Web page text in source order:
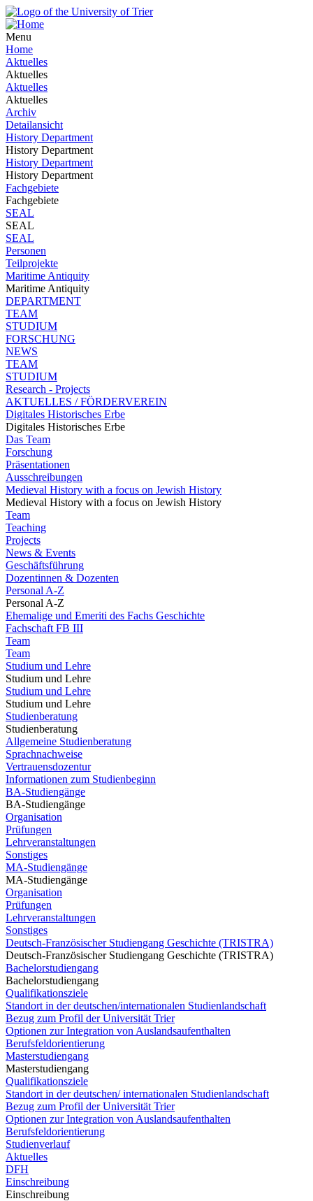
Menu
Home
Aktuelles
Aktuelles
Aktuelles
Aktuelles
Archiv
Detailansicht
History Department
History Department
History Department
History Department
Fachgebiete
Fachgebiete
SEAL
SEAL
SEAL
Personen
Teilprojekte
Maritime Antiquity
Maritime Antiquity
DEPARTMENT
TEAM
STUDIUM
FORSCHUNG
NEWS
TEAM
STUDIUM
Research - Projects
AKTUELLES / FÖRDERVEREIN
Digitales Historisches Erbe
Digitales Historisches Erbe
Das Team
Forschung
Präsentationen
Ausschreibungen
Medieval History with a focus on Jewish History
Medieval History with a focus on Jewish History
Team
Teaching
Projects
News & Events
Geschäftsführung
Dozentinnen & Dozenten
Personal A-Z
Personal A-Z
Ehemalige und Emeriti des Fachs Geschichte
Fachschaft FB III
Team
Team
Studium und Lehre
Studium und Lehre
Studium und Lehre
Studium und Lehre
Studienberatung
Studienberatung
Allgemeine Studienberatung
Sprachnachweise
Vertrauensdozentur
Informationen zum Studienbeginn
BA-Studiengänge
BA-Studiengänge
Organisation
Prüfungen
Lehrveranstaltungen
Sonstiges
MA-Studiengänge
MA-Studiengänge
Organisation
Prüfungen
Lehrveranstaltungen
Sonstiges
Deutsch-Französischer Studiengang Geschichte (TRISTRA)
Deutsch-Französischer Studiengang Geschichte (TRISTRA)
Bachelorstudiengang
Bachelorstudiengang
Qualifikationsziele
Standort in der deutschen/internationalen Studienlandschaft
Bezug zum Profil der Universität Trier
Optionen zur Integration von Auslandsaufenthalten
Berufsfeldorientierung
Masterstudiengang
Masterstudiengang
Qualifikationsziele
Standort in der deutschen/ internationalen Studienlandschaft
Bezug zum Profil der Universität Trier
Optionen zur Integration von Auslandsaufenthalten
Berufsfeldorientierung
Studienverlauf
Aktuelles
DFH
Einschreibung
Einschreibung